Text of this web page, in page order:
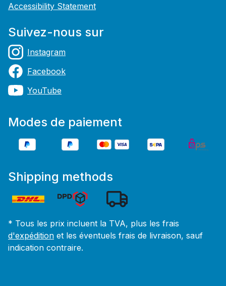
Accessibility Statement
Suivez-nous sur
Instagram
Facebook
YouTube
Modes de paiement
Shipping methods
* Tous les prix incluent la TVA, plus les frais
d'expédition et les éventuels frais de livraison, sauf
indication contraire.